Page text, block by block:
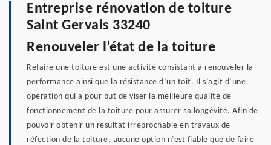
Entreprise rénovation de toiture
Saint Gervais 33240
Renouveler l’état de la toiture
Refaire une toiture est une activité consistant à renouveler la
performance ainsi que la résistance d’un toit. Il s’agit d’une
opération qui a pour but de viser la meilleure qualité de
fonctionnement de la toiture pour assurer sa longévité. Afin de
pouvoir obtenir un résultat irréprochable en travaux de
réfection de la toiture, aucune option n’est fiable que de faire